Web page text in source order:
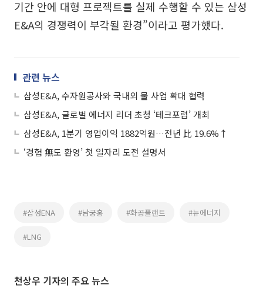
기간 안에 대형 프로젝트를 실제 수행할 수 있는 삼성
E&A의 경쟁력이 부각될 환경”이라고 평가했다.
관련 뉴스
삼성E&A, 수자원공사와 국내외 물 사업 확대 협력
삼성E&A, 글로벌 에너지 리더 초청 ‘테크포럼’ 개최
삼성E&A, 1분기 영업이익 1882억원…전년 比 19.6%↑
‘경험 無도 환영’ 첫 일자리 도전 설명서
#삼성ENA #남궁홍 #화공플랜트 #뉴에너지
#LNG
천상우 기자의 주요 뉴스